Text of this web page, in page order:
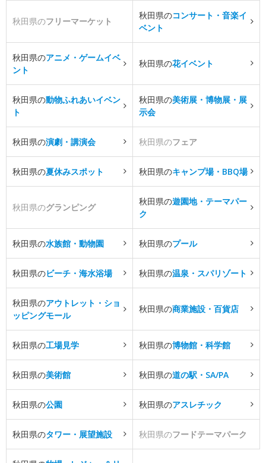
秋田県のフリーマーケット
秋田県のコンサート・音楽イ
ベント
秋田県のアニメ・ゲームイベ
ント
秋田県の花イベント
秋田県の動物ふれあいイベン
ト
秋田県の美術展・博物展・展
示会
秋田県の演劇・講演会 秋田県のフェア
秋田県の夏休みスポット 秋田県のキャンプ場・BBQ場
秋田県のグランピング
秋田県の遊園地・テーマパー
ク
秋田県の水族館・動物園 秋田県のプール
秋田県のビーチ・海水浴場 秋田県の温泉・スパリゾート
秋田県のアウトレット・ショ
ッピングモール
秋田県の商業施設・百貨店
秋田県の工場見学 秋田県の博物館・科学館
秋田県の美術館 秋田県の道の駅・SA/PA
秋田県の公園 秋田県のアスレチック
秋田県のタワー・展望施設 秋田県のフードテーマパーク